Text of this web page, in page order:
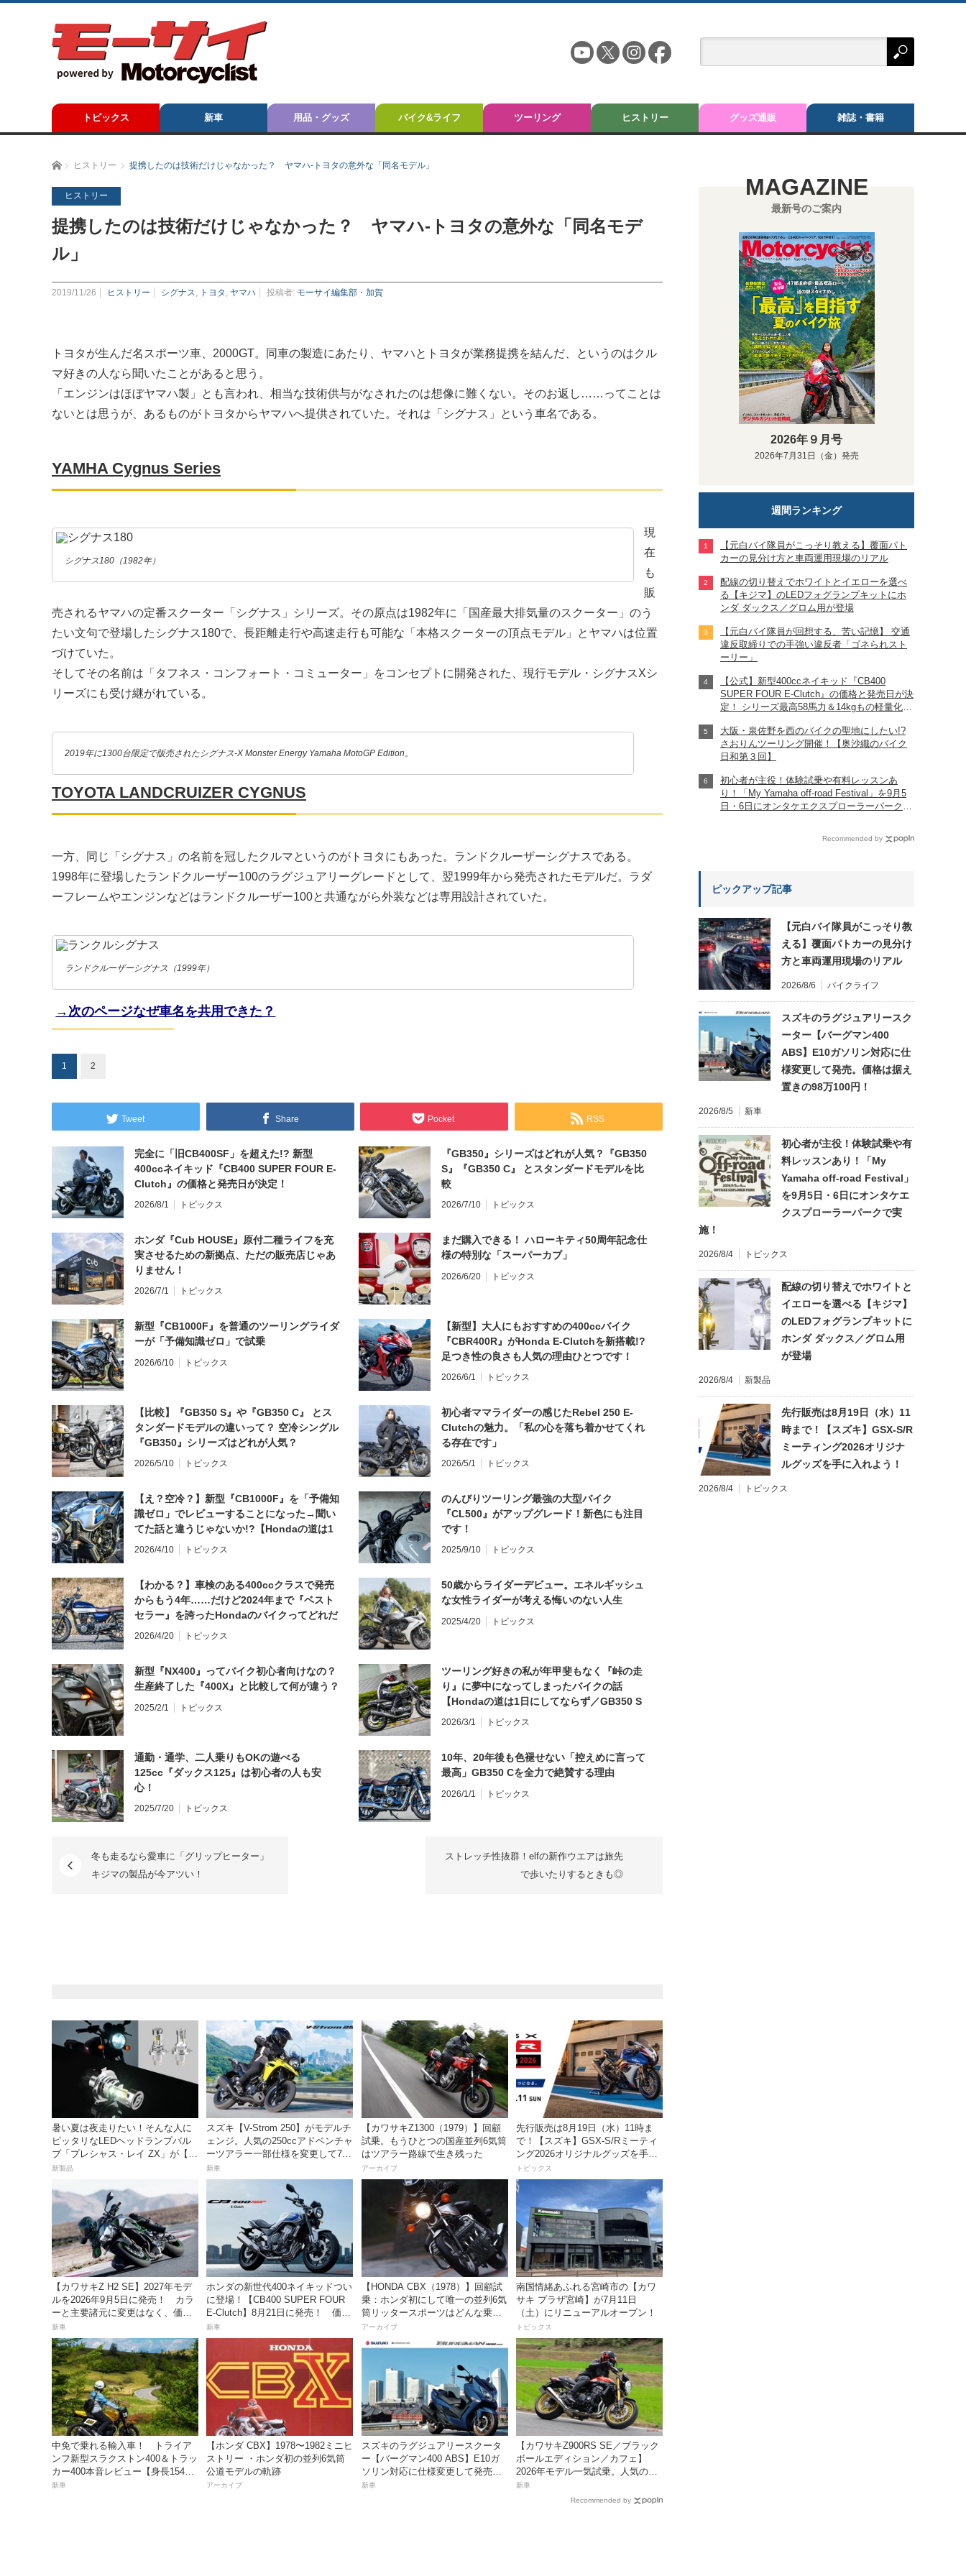
トピックス 新車 用品・グッズ バイク&ライフ ツーリング ヒストリー グッズ通販 雑誌・書籍
ホームヒストリー 提携したのは技術だけじゃなかった？ ヤマハ-トヨタの意外な「同名モデル」
ヒストリー
提携したのは技術だけじゃなかった？ ヤマハ-トヨタの意外な「同名モデ
ル」
2019/11/26 ヒストリー シグナス トヨタ ヤマハ 投稿者: モーサイ編集部・加賀
トヨタが生んだ名スポーツ車、2000GT。同車の製造にあたり、ヤマハとトヨタが業務提携を結んだ、というのはクル
マ好きの人なら聞いたことがあると思う。
「エンジンはほぼヤマハ製」とも言われ、相当な技術供与がなされたのは想像に難くない。そのお返し……ってことは
ないとは思うが、あるものがトヨタからヤマハへ提供されていた。それは「シグナス」という車名である。
YAMHA Cygnus Series
シグナス180（1982年）
現
在
も
販
売されるヤマハの定番スクーター「シグナス」シリーズ。その原点は1982年に「国産最大排気量のスクーター」のう
たい文句で登場したシグナス180で、長距離走行や高速走行も可能な「本格スクーターの頂点モデル」とヤマハは位置
づけていた。
そしてその名前は「タフネス・コンフォート・コミューター」をコンセプトに開発された、現行モデル・シグナスXシ
リーズにも受け継がれている。
2019年に1300台限定で販売されたシグナス-X Monster Energy Yamaha MotoGP Edition。
TOYOTA LANDCRUIZER CYGNUS
一方、同じ「シグナス」の名前を冠したクルマというのがトヨタにもあった。ランドクルーザーシグナスである。
1998年に登場したランドクルーザー100のラグジュアリーグレードとして、翌1999年から発売されたモデルだ。ラダ
ーフレームやエンジンなどはランドクルーザー100と共通ながら外装などは専用設計されていた。
ランドクルーザーシグナス（1999年）
→次のページなぜ車名を共用できた？
1 2
Tweet Share Pocket RSS
完全に「旧CB400SF」を超えた!? 新型
400ccネイキッド『CB400 SUPER FOUR E-
Clutch』の価格と発売日が決定！
2026/8/1 トピックス
『GB350』シリーズはどれが人気？『GB350
S』『GB350 C』 とスタンダードモデルを比
較
2026/7/10 トピックス
ホンダ『Cub HOUSE』原付二種ライフを充
実させるための新拠点、ただの販売店じゃあ
りません！
2026/7/1 トピックス
まだ購入できる！ ハローキティ50周年記念仕
様の特別な「スーパーカブ」
2026/6/20 トピックス
新型『CB1000F』を普通のツーリングライダ
ーが「予備知識ゼロ」で試乗
2026/6/10 トピックス
【新型】大人にもおすすめの400ccバイク
『CBR400R』がHonda E-Clutchを新搭載!?
足つき性の良さも人気の理由ひとつです！
2026/6/1 トピックス
【比較】『GB350 S』や『GB350 C』 とス
タンダードモデルの違いって？ 空冷シングル
『GB350』シリーズはどれが人気？
2026/5/10 トピックス
初心者ママライダーの感じたRebel 250 E-
Clutchの魅力。「私の心を落ち着かせてくれ
る存在です」
2026/5/1 トピックス
【え？空冷？】新型『CB1000F』を「予備知
識ゼロ」でレビューすることになった→聞い
てた話と違うじゃないか!?【Hondaの道は1
日にしてならず／CB1000F ①第一印象 編】
2026/4/10 トピックス
のんびりツーリング最強の大型バイク
『CL500』がアップグレード！新色にも注目
です！
2025/9/10 トピックス
【わかる？】車検のある400ccクラスで発売
からもう4年……だけど2024年まで『ベスト
セラー』を誇ったHondaのバイクってどれだ
と思う？
2026/4/20 トピックス
50歳からライダーデビュー。エネルギッシュ
な女性ライダーが考える悔いのない人生
2025/4/20 トピックス
新型『NX400』ってバイク初心者向けなの？
生産終了した『400X』と比較して何が違う？
2025/2/1 トピックス
ツーリング好きの私が年甲斐もなく『峠の走
り』に夢中になってしまったバイクの話
【Hondaの道は1日にしてならず／GB350 S
インプレ・レビュー 前編】
2026/3/1 トピックス
通勤・通学、二人乗りもOKの遊べる
125cc『ダックス125』は初心者の人も安
心！
2025/7/20 トピックス
10年、20年後も色褪せない「控えめに言って
最高」GB350 Cを全力で絶賛する理由
2026/1/1 トピックス
冬も走るなら愛車に「グリップヒーター」
キジマの製品が今アツい！
ストレッチ性抜群！elfの新作ウエアは旅先
で歩いたりするときも◎
暑い夏は夜走りたい！そんな人に
ピッタリなLEDヘッドランプバル
ブ「プレシャス・レイ ZX」が【デ
イトナ】から登場
新製品
スズキ【V-Strom 250】がモデルチ
ェンジ。人気の250ccアドベンチャ
ーツアラー一部仕様を変更して7月
23日発売。価格68万5300円
新車
【カワサキZ1300（1979）】回顧
試乗。もうひとつの国産並列6気筒
はツアラー路線で生き残った
アーカイブ
先行販売は8月19日（水）11時ま
で！【スズキ】GSX-S/Rミーティ
ング2026オリジナルグッズを手に
入れよう！
トピックス
【カワサキZ H2 SE】2027年モデ
ルを2026年9月5日に発売！ カラ
ーと主要諸元に変更はなく、価格
は据え置きの247万5000円！
新車
ホンダの新世代400ネイキッドつい
に登場！【CB400 SUPER FOUR
E-Clutch】8月21日に発売！ 価格
99万8800円
新車
【HONDA CBX（1978）】回顧試
乗：ホンダ初にして唯一の並列6気
筒リッタースポーツはどんな乗り
味だったのか？
アーカイブ
南国情緒あふれる宮崎市の【カワ
サキ プラザ宮崎】が7月11日
（土）にリニューアルオープン！
トピックス
中免で乗れる輸入車！ トライア
ンフ新型スラクストン400＆トラッ
カー400本音レビュー【身長154cm
の足着きは？】
新車
【ホンダ CBX】1978〜1982ミニヒ
ストリー ・ホンダ初の並列6気筒
公道モデルの軌跡
アーカイブ
スズキのラグジュアリースクータ
ー【バーグマン400 ABS】E10ガ
ソリン対応に仕様変更して発売。
価格は据え置きの98万100円！
新車
【カワサキZ900RS SE／ブラック
ボールエディション／カフェ】
2026年モデル一気試乗。人気の国
産ネオレトロモデルが扱いやすく
上質に進化！
新車
Recommended by
MAGAZINE
最新号のご案内
2026年９月号
2026年7月31日（金）発売
週間ランキング
【元白バイ隊員がこっそり教える】覆面パト
カーの見分け方と車両運用現場のリアル
配線の切り替えでホワイトとイエローを選べ
る【キジマ】のLEDフォグランプキットにホ
ンダ ダックス／グロム用が登場
【元白バイ隊員が回想する、苦い記憶】 交通
違反取締りでの手強い違反者「ゴネられスト
ーリー」
【公式】新型400ccネイキッド『CB400
SUPER FOUR E-Clutch』の価格と発売日が決
定！ シリーズ最高58馬力＆14kgもの軽量化!?
【Honda2026新車ニュース】
大阪・泉佐野を西のバイクの聖地にしたい!?
さおりんツーリング開催！【奥沙織のバイク
日和第３回】
初心者が主役！体験試乗や有料レッスンあ
り！「My Yamaha off-road Festival」を9月5
日・6日にオンタケエクスプローラーパークで
Recommended by
ピックアップ記事
【元白バイ隊員がこっそり教
える】覆面パトカーの見分け
方と車両運用現場のリアル
2026/8/6 バイクライフ
スズキのラグジュアリースク
ーター【バーグマン400
ABS】E10ガソリン対応に仕
様変更して発売。価格は据え
置きの98万100円！
2026/8/5 新車
初心者が主役！体験試乗や有
料レッスンあり！「My
Yamaha off-road Festival」
を9月5日・6日にオンタケエ
クスプローラーパークで実
施！
2026/8/4 トピックス
配線の切り替えでホワイトと
イエローを選べる【キジマ】
のLEDフォグランプキットに
ホンダ ダックス／グロム用
が登場
2026/8/4 新製品
先行販売は8月19日（水）11
時まで！【スズキ】GSX-S/R
ミーティング2026オリジナ
ルグッズを手に入れよう！
2026/8/4 トピックス